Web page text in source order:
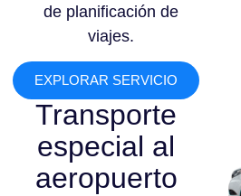
de planificación de
viajes.
EXPLORAR SERVICIO
Transporte
especial al
aeropuerto